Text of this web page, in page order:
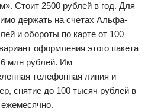
Стоит 2500 рублей в год. Для
держать на счетах Альфа-
и обороты по карте от 100
оформления этого пакета
6 млн рублей. Им
телефонная линия и
снятие до 100 тысяч рублей в